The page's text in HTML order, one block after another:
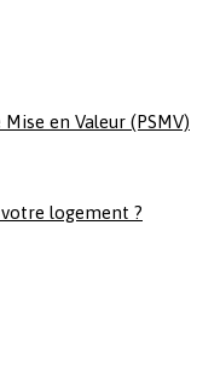
en Valeur (PSMV)
logement ?